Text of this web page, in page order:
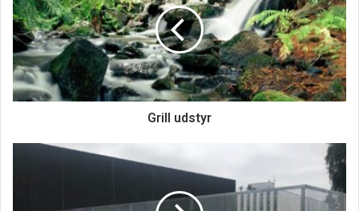
»Mange af de fysiske effekter, rejser har på os, kommer af
den måde, de påvirker os mentalt. Der sker nogle
kognitive forandringer i vores tænkestil, som påvirker os
positivt både mentalt og fysisk. Vi tænker mindre over
tingene og bliver bedre til at lade os opsluge af det
Grill udstyr